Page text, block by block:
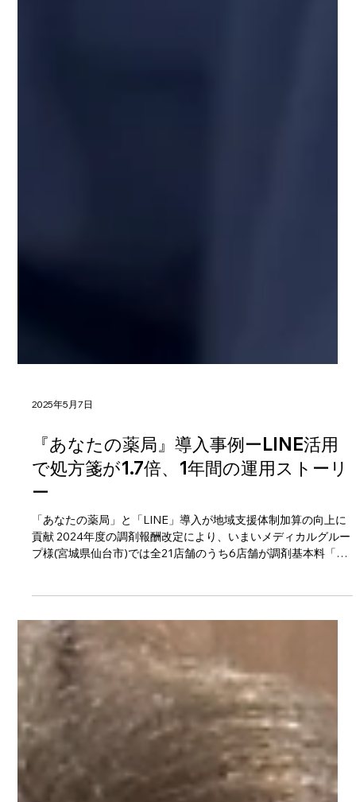
2025年5月7日
ー
「あなたの薬局」と「LINE」導入が地域支援体制加算の向上に
貢献 2024年度の調剤報酬改定により、いまいメディカルグルー
プ様(宮城県仙台市)では全21店舗のうち6店舗が調剤基本料「3-
イ」に移行し、基本料「1」の店舗は14店舗から7店舗へ減少し
ました。...